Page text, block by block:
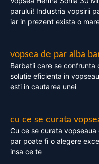
parului! Industria vopsirii
iar in prezent exista o
vopsea de par alba
Barbatii care se
solutie eficienta in
esti in cautarea unei
cu ce se curata
Cu ce se curata
par poate fi o alegere
insa ce te